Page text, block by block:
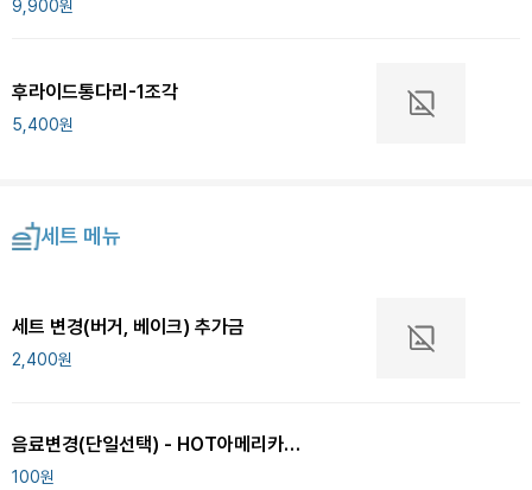
9,900원
후라이드통다리-1조각
5,400원
세트 메뉴
세트 변경(버거, 베이크) 추가금
2,400원
음료변경(단일선택) - HOT아메리카노 변경
100원